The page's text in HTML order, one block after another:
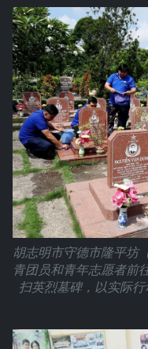
胡志明市守德市隆平坊
青团员和青年志愿者前
扫英烈墓碑，以实际